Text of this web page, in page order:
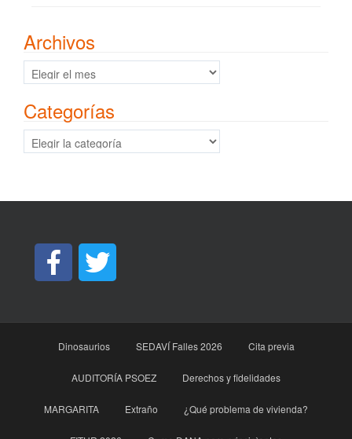
Archivos
Archivos
Categorías
Categorías
Dinosaurios SEDAVÍ Falles 2026 Cita previa
AUDITORÍA PSOEZ Derechos y fidelidades
MARGARITA Extraño ¿Qué problema de vivienda?